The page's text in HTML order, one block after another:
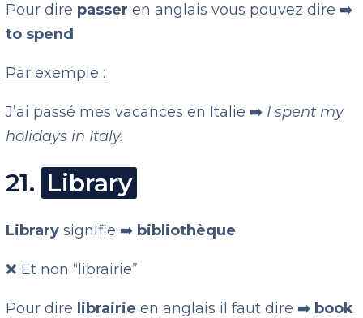
Pour dire passeren anglais vous pouvez dire ➡️
to spend
Par exemple :
J’ai passé mes vacances en Italie ➡️ I spent my
holidays in Italy.
21. Library
Librarysignifie ➡️ bibliothèque
❌ Et non “librairie”
Pour dire librairieen anglais il faut dire ➡️ book